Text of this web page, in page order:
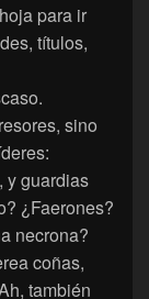
para ir
títulos,
sino
y guardias
¿Faerones?
necrona?
coñas,
también